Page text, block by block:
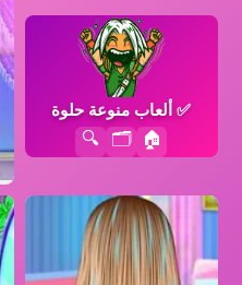
✅ألعاب منوعة حلوة
🏠
🗂️
🔍